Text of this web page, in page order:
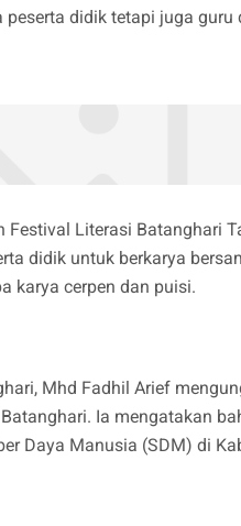
peserta didik tetapi juga
Festival Literasi Batanghari
didik untuk berkarya
karya cerpen dan puisi.
Mhd Fadhil Arief
Ia mengatakan
Daya Manusia (SDM) di